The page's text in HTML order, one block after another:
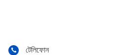
টেলিফোন